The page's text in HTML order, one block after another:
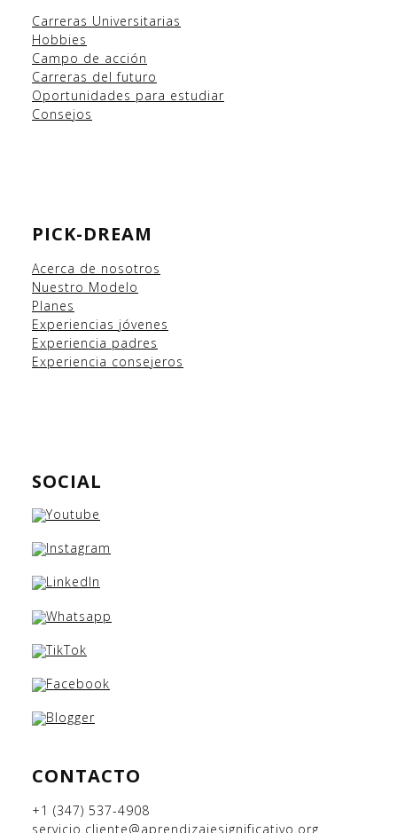
Carreras Universitarias
Hobbies
Campo de acción
Carreras del futuro
Oportunidades para estudiar
Consejos
PICK-DREAM
Acerca de nosotros
Nuestro Modelo
Planes
Experiencias jóvenes
Experiencia padres
Experiencia consejeros
SOCIAL
CONTACTO
+1 (347) 537-4908
servicio.cliente@aprendizajesignificativo.org